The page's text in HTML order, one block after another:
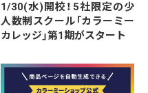
1/30(水)開校！5社限定の少
人数制スクール「カラーミー
カレッジ」第1期がスタート